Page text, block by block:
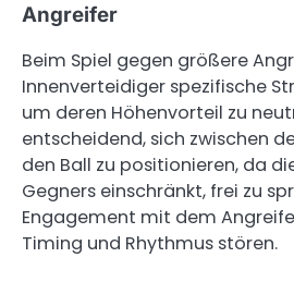
Angreifer
Beim Spiel gegen größere
Innenverteidiger spezifische
um deren Höhenvorteil zu
entscheidend, sich zwischen
den Ball zu positionieren, da
Gegners einschränkt, frei zu
Engagement mit dem
Timing und Rhythmus stören.